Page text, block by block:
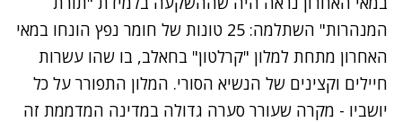
המנהרות" השתלמה: 25 טונות של חומר נפץ הונחו במאי
האחרון מתחת למלון "קרלטון" בחאלב, בו שהו עשרות
חיילים וקצינים של הנשיא הסורי. המלון התפורר על כל
יושביו - מקרה שעורר סערה גדולה במדינה המדממת זה